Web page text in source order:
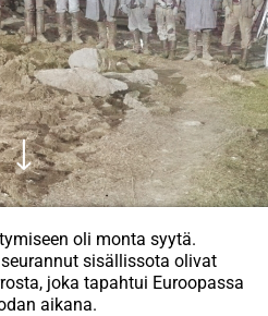
oli monta syytä.
sisällissota olivat
joka tapahtui Euroopassa
aikana.